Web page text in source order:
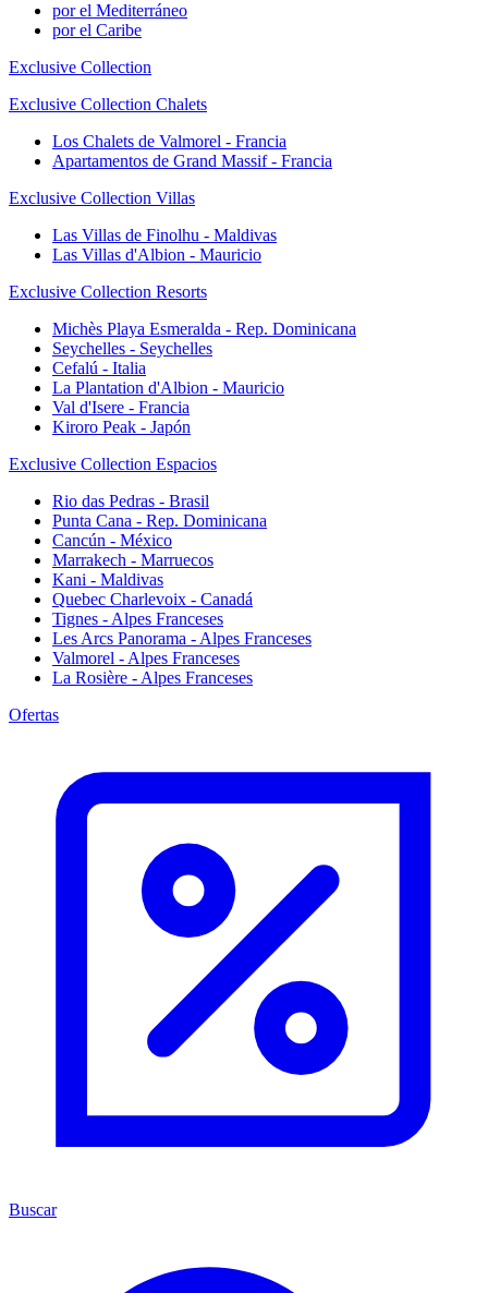
por el Mediterráneo
por el Caribe
Exclusive Collection
Exclusive Collection Chalets
Los Chalets de Valmorel - Francia
Apartamentos de Grand Massif - Francia
Exclusive Collection Villas
Las Villas de Finolhu - Maldivas
Las Villas d'Albion - Mauricio
Exclusive Collection Resorts
Michès Playa Esmeralda - Rep. Dominicana
Seychelles - Seychelles
Cefalú - Italia
La Plantation d'Albion - Mauricio
Val d'Isere - Francia
Kiroro Peak - Japón
Exclusive Collection Espacios
Rio das Pedras - Brasil
Punta Cana - Rep. Dominicana
Cancún - México
Marrakech - Marruecos
Kani - Maldivas
Quebec Charlevoix - Canadá
Tignes - Alpes Franceses
Les Arcs Panorama - Alpes Franceses
Valmorel - Alpes Franceses
La Rosière - Alpes Franceses
Ofertas
Buscar